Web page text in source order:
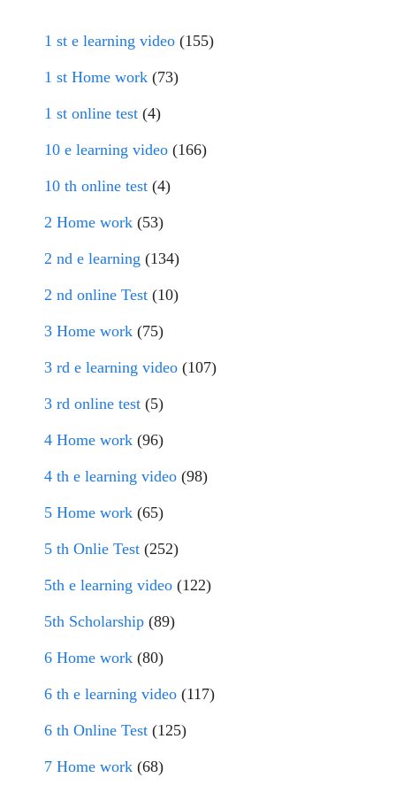
1 st e learning video (155)
1 st Home work (73)
1 st online test (4)
10 e learning video (166)
10 th online test (4)
2 Home work (53)
2 nd e learning (134)
2 nd online Test (10)
3 Home work (75)
3 rd e learning video (107)
3 rd online test (5)
4 Home work (96)
4 th e learning video (98)
5 Home work (65)
5 th Onlie Test (252)
5th e learning video (122)
5th Scholarship (89)
6 Home work (80)
6 th e learning video (117)
6 th Online Test (125)
7 Home work (68)